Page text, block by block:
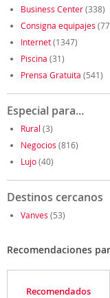
Business Center(338)
Consigna equipajes
Internet(1347)
Piscina (31)
Prensa Gratuita (541)
Especial para...
Rural (3)
Negocios (816)
Lujo(40)
Destinos cercanos
Vanves (53)
Recomendaciones
Recomendados